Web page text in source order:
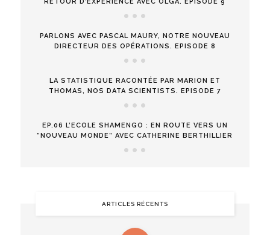
RETOUR D’EXPÉRIENCE AVEC OLGA. EPISODE 9
PARLONS AVEC PASCAL MAURY, NOTRE NOUVEAU
DIRECTEUR DES OPÉRATIONS. EPISODE 8
LA STATISTIQUE RACONTÉE PAR MARION ET
THOMAS, NOS DATA SCIENTISTS. EPISODE 7
EP.06 L’ECOLE SHAMENGO : EN ROUTE VERS UN
“NOUVEAU MONDE” AVEC CATHERINE BERTHILLIER
ARTICLES RÉCENTS